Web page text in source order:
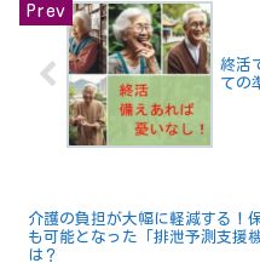
終活
ての
介護の負担が大幅に軽減する！
も可能となった「排泄予測支援
は？